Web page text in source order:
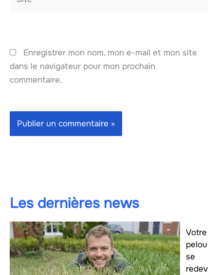
Enregistrer mon nom, mon e-mail et mon site
dans le navigateur pour mon prochain
commentaire.
Les dernières news
Votre
pelou
se
redev